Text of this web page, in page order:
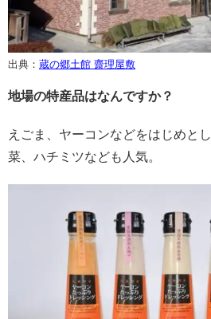
出典： 蔵の郷土館 齋理屋敷
地場の特産品はなんですか？
えごま、ヤーコンなどをはじめと
菜、ハチミツなども人気。